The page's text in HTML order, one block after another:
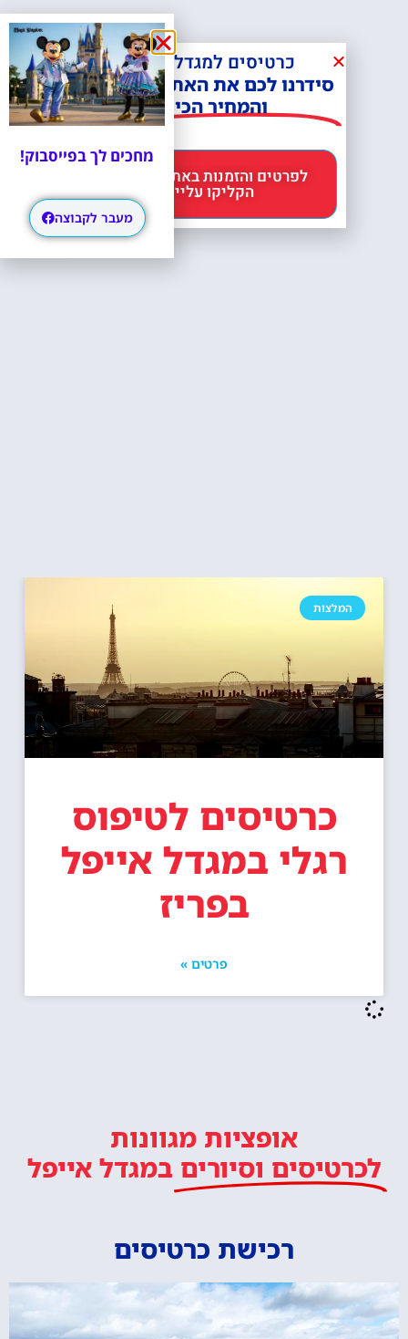
המלצות
כרטיסים לטיפוס
רגלי במגדל אייפל
בפריז
פרטים »
אופציות מגוונות
לכרטיסים וסיורים במגדל אייפל
רכישת כרטיסים
כרטיסים למגדל אייפל?
סידרנו לכם את האתר הכי אמין -
והמחיר הכי זול!
הקליקו עליי 😊
מחכים לך בפייסבוק!
מעבר לקבוצה